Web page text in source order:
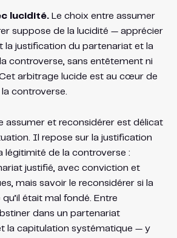
lucidité.Le choix entre assumer
suppose de la lucidité — apprécier
la justification du partenariat et la
controverse, sans entêtement ni
arbitrage lucide est au cœur de
controverse.
assumer et reconsidérer est délicat
Il repose sur la justification
légitimité de la controverse :
justifié, avec conviction et
mais savoir le reconsidérer si la
était mal fondé. Entre
dans un partenariat
la capitulation systématique — y